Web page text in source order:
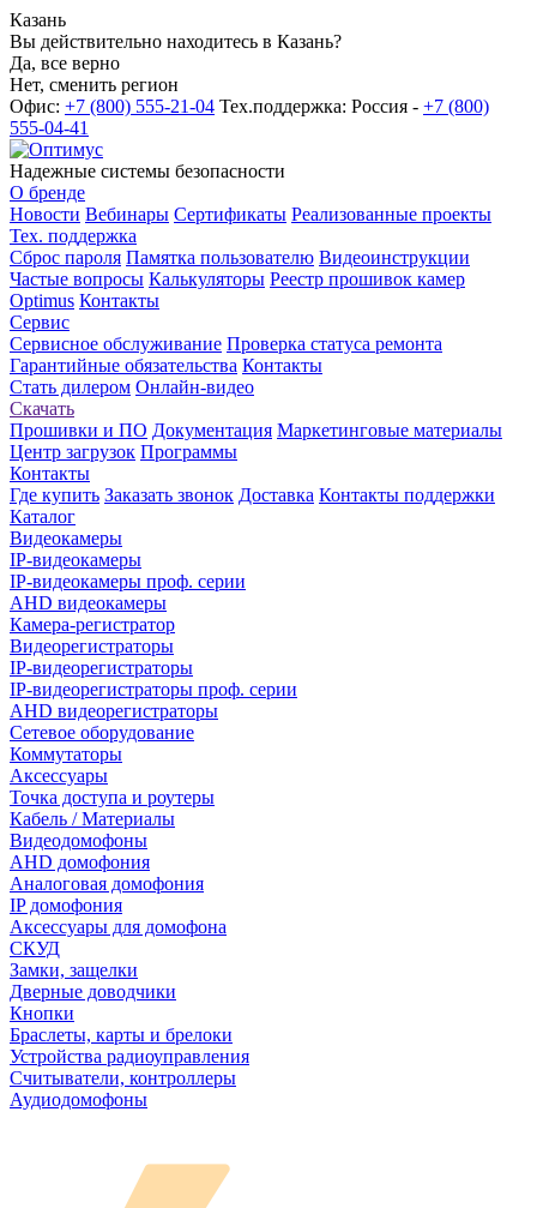
Казань
Вы действительно находитесь в Казань?
Да, все верно
Нет, сменить регион
Офис: +7 (800) 555-21-04 Тех.поддержка: Россия - +7 (800)
555-04-41
Надежные системы безопасности
О бренде
Новости Вебинары Сертификаты Реализованные проекты
Тех. поддержка
Сброс пароля Памятка пользователю Видеоинструкции
Частые вопросы Калькуляторы Реестр прошивок камер
Optimus Контакты
Сервис
Сервисное обслуживание Проверка статуса ремонта
Гарантийные обязательства Контакты
Стать дилером Онлайн-видео
Скачать
Прошивки и ПО Документация Маркетинговые материалы
Центр загрузок Программы
Контакты
Где купить Заказать звонок Доставка Контакты поддержки
Каталог
Видеокамеры
IP-видеокамеры
IP-видеокамеры проф. серии
AHD видеокамеры
Камера-регистратор
Видеорегистраторы
IP-видеорегистраторы
IP-видеорегистраторы проф. серии
AHD видеорегистраторы
Сетевое оборудование
Коммутаторы
Аксессуары
Точка доступа и роутеры
Кабель / Материалы
Видеодомофоны
AHD домофония
Аналоговая домофония
IP домофония
Аксессуары для домофона
СКУД
Замки, защелки
Дверные доводчики
Кнопки
Браслеты, карты и брелоки
Устройства радиоуправления
Считыватели, контроллеры
Аудиодомофоны